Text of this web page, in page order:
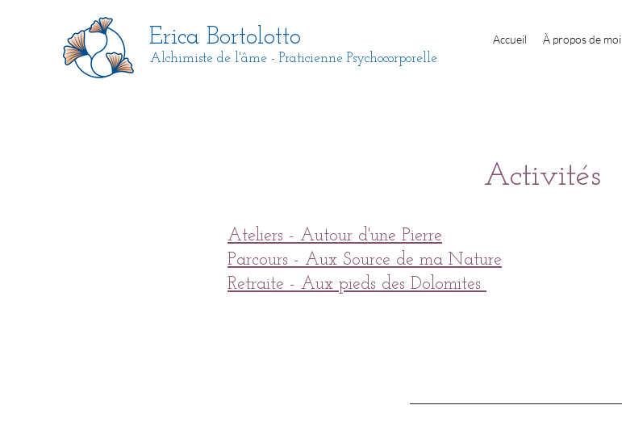
Erica Bortolotto
Alchimiste de l'âme - Praticienne Psychocorporelle
Accueil À propos de moi
Activités
Ateliers - Autour d'une Pierre
Parcours - Aux Source de ma Nature
Retraite - Aux pieds des Dolomites